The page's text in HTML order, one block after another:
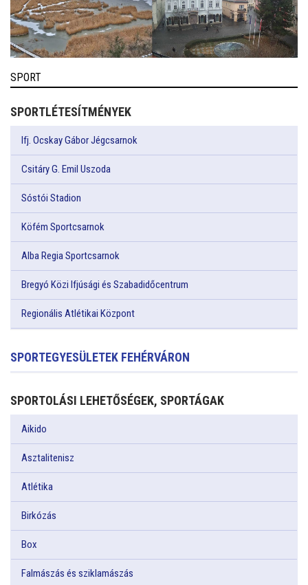
SPORT
SPORTLÉTESÍTMÉNYEK
Ifj. Ocskay Gábor Jégcsarnok
Csitáry G. Emil Uszoda
Sóstói Stadion
Köfém Sportcsarnok
Alba Regia Sportcsarnok
Bregyó Közi Ifjúsági és Szabadidőcentrum
Regionális Atlétikai Központ
SPORTEGYESÜLETEK FEHÉRVÁRON
SPORTOLÁSI LEHETŐSÉGEK, SPORTÁGAK
Aikido
Asztalitenisz
Atlétika
Birkózás
Box
Falmászás és sziklamászás